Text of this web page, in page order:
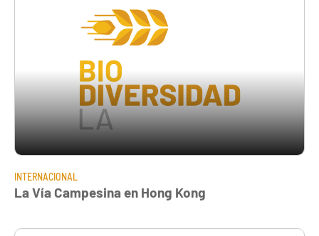
INTERNACIONAL
La Vía Campesina en Hong Kong